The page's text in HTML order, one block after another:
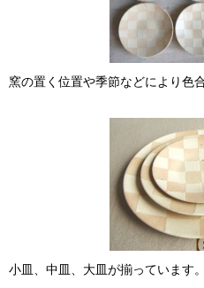
窯の置く位置や季節などにより色
小皿、中皿、大皿が揃っています。